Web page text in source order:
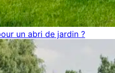
un abri de jardin ?